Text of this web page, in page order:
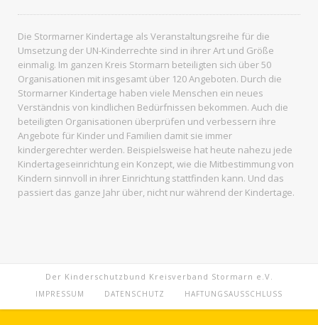
Die Stormarner Kindertage als Veranstaltungsreihe für die
Umsetzung der UN-Kinderrechte sind in ihrer Art und Größe
einmalig. Im ganzen Kreis Stormarn beteiligten sich über 50
Organisationen mit insgesamt über 120 Angeboten. Durch die
Stormarner Kindertage haben viele Menschen ein neues
Verständnis von kindlichen Bedürfnissen bekommen. Auch die
beteiligten Organisationen überprüfen und verbessern ihre
Angebote für Kinder und Familien damit sie immer
kindergerechter werden. Beispielsweise hat heute nahezu jede
Kindertageseinrichtung ein Konzept, wie die Mitbestimmung von
Kindern sinnvoll in ihrer Einrichtung stattfinden kann. Und das
passiert das ganze Jahr über, nicht nur während der Kindertage.
Der Kinderschutzbund Kreisverband Stormarn e.V.
IMPRESSUM DATENSCHUTZ HAFTUNGSAUSSCHLUSS